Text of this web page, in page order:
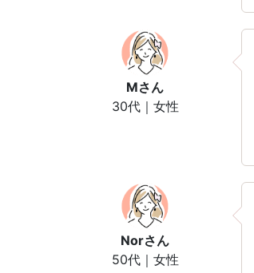
Mさん
30代｜女性
Norさん
50代｜女性